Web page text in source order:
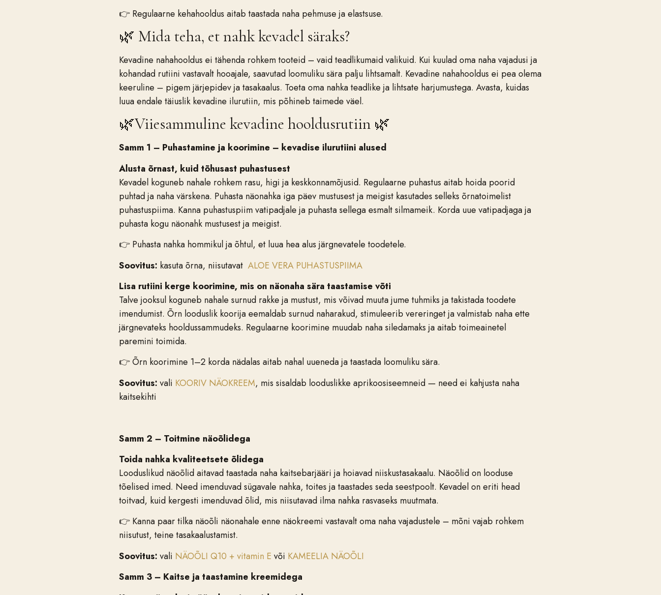
👉 Regulaarne kehahooldus aitab taastada naha pehmuse ja elastsuse.
🌿 Mida teha, et nahk kevadel säraks?
Kevadine nahahooldus ei tähenda rohkem tooteid – vaid teadlikumaid valikuid. Kui kuulad oma naha vajadusi ja
kohandad rutiini vastavalt hooajale, saavutad loomuliku sära palju lihtsamalt. Kevadine nahahooldus ei pea olema
keeruline – pigem järjepidev ja tasakaalus. Toeta oma nahka teadlike ja lihtsate harjumustega. Avasta, kuidas
luua endale täiuslik kevadine ilurutiin, mis põhineb taimede väel.
🌿Viiesammuline kevadine hooldusrutiin 🌿
Samm 1 – Puhastamine ja koorimine – kevadise ilurutiini alused
Alusta õrnast, kuid tõhusast puhastusest
Kevadel koguneb nahale rohkem rasu, higi ja keskkonnamõjusid. Regulaarne puhastus aitab hoida poorid
puhtad ja naha värskena. Puhasta näonahka iga päev mustusest ja meigist kasutades selleks õrnatoimelist
puhastuspiima. Kanna puhastuspiim vatipadjale ja puhasta sellega esmalt silmameik. Korda uue vatipadjaga ja
puhasta kogu näonahk mustusest ja meigist.
👉 Puhasta nahka hommikul ja õhtul, et luua hea alus järgnevatele toodetele.
Soovitus: kasuta õrna, niisutavat ALOE VERA PUHASTUSPIIMA
Lisa rutiini kerge koorimine, mis on näonaha sära taastamise võti
Talve jooksul koguneb nahale surnud rakke ja mustust, mis võivad muuta jume tuhmiks ja takistada toodete
imendumist. Õrn looduslik koorija eemaldab surnud naharakud, stimuleerib vereringet ja valmistab naha ette
järgnevateks hooldussammudeks. Regulaarne koorimine muudab naha siledamaks ja aitab toimeainetel
paremini toimida.
👉 Õrn koorimine 1–2 korda nädalas aitab nahal uueneda ja taastada loomuliku sära.
Soovitus: vali KOORIV NÄOKREEM, mis sisaldab looduslikke aprikoosiseemneid — need ei kahjusta naha
kaitsekihti
Samm 2 – Toitmine näoõlidega
Toida nahka kvaliteetsete õlidega
Looduslikud näoõlid aitavad taastada naha kaitsebarjääri ja hoiavad niiskustasakaalu. Näoõlid on looduse
tõelised imed. Need imenduvad sügavale nahka, toites ja taastades seda seestpoolt. Kevadel on eriti head
toitvad, kuid kergesti imenduvad õlid, mis niisutavad ilma nahka rasvaseks muutmata.
👉 Kanna paar tilka näoõli näonahale enne näokreemi vastavalt oma naha vajadustele – mõni vajab rohkem
niisutust, teine tasakaalustamist.
Soovitus: vali NÄOÕLI Q10 + vitamin E või KAMEELIA NÄOÕLI
Samm 3 – Kaitse ja taastamine kreemidega